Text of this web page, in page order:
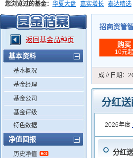
您浏览过的基金： 华夏大盘 嘉实增长 泰达精选
添富优势 华安宏利 上证180价值ETF
返回基金品种页
基本资料
基本概况
基金经理
基金公司
基金评级
特色数据
净值回报
历史净值
招商资管
购买
10元起
成立日期：
分红送
2026年度
分红